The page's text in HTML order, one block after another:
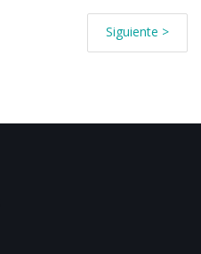
Siguiente >